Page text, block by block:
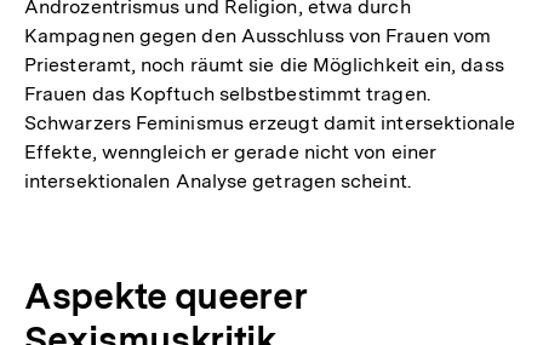
Androzentrismus und Religion, etwa durch
Kampagnen gegen den Ausschluss von Frauen vom
Priesteramt, noch räumt sie die Möglichkeit ein, dass
Frauen das Kopftuch selbstbestimmt tragen.
Schwarzers Feminismus erzeugt damit intersektionale
Effekte, wenngleich er gerade nicht von einer
intersektionalen Analyse getragen scheint.
Aspekte queerer